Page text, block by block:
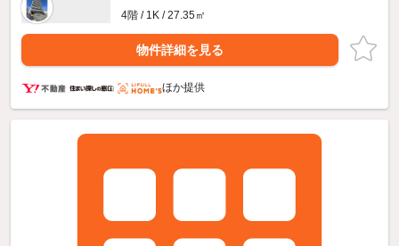
4階 / 1K / 27.35㎡
物件詳細を見る
ほか提供